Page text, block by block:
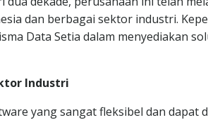
dan berbagai sektor industri.
Data Setia dalam menyediakan
Industri
yang sangat fleksibel dan